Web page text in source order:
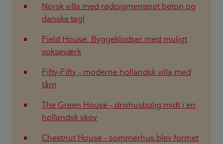
Norsk villa med rødpigmenteret beton og
danske tegl
Field House: Byggeklodser med muligt
vokseværk
Fifty-Fifty – moderne hollandsk villa med
tårn
The Green House – drivhusbolig midt i en
hollandsk skov
Chestnut House – sommerhus blev formet